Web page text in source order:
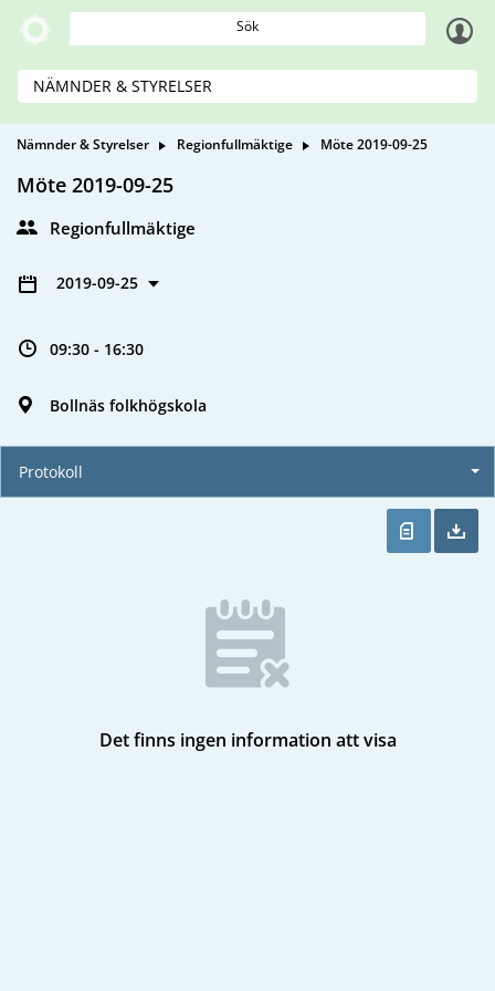
Sök
NÄMNDER & STYRELSER
Nämnder & Styrelser Regionfullmäktige Möte 2019-09-25
Möte 2019-09-25
Regionfullmäktige
2019-09-25
09:30 - 16:30
Bollnäs folkhögskola
Protokoll
Det finns ingen information att visa